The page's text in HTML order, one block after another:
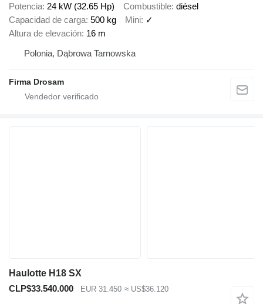
Potencia 24 kW (32.65 Hp) Combustible diésel
Capacidad de carga 500 kg Mini ✓
Altura de elevación 16 m
Polonia, Dąbrowa Tarnowska
Firma Drosam
Haulotte H18 SX
CLP$33.540.000
EUR 31.450 ≈ US$36.120